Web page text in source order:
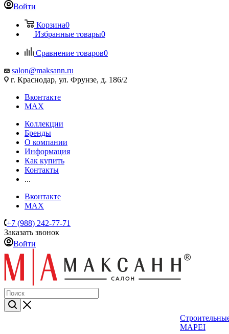
Войти
Корзина0
Избранные товары0
Сравнение товаров0
salon@maksann.ru
г. Краснодар, ул. Фрунзе, д. 186/2
Вконтакте
MAX
Коллекции
Бренды
О компании
Информация
Как купить
Контакты
...
Вконтакте
MAX
+7 (988) 242-77-71
Заказать звонок
Войти
MAPEI